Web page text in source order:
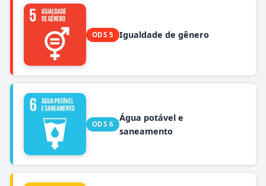
ODS 5 Igualdade de gênero
ODS 6
Água potável e
saneamento